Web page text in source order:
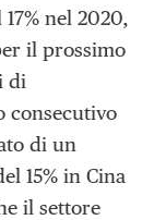
nel 2020,
il prossimo
di
consecutivo
di un
15% in Cina
il settore